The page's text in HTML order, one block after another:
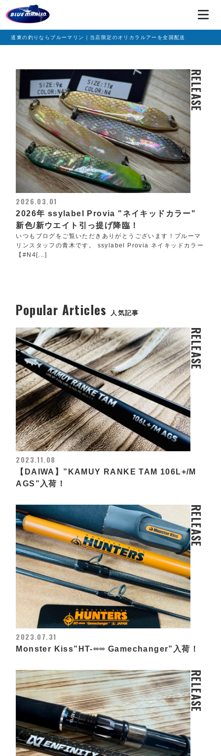
道東の釣りならブルーマリン｜当店限定のオリカラルアーを全国配送
RELEASE
2026.03.01
2026年 ssylabel Provia "ネイキッドカラー"
新色/新ウエイト引っ提げ降臨！
いつもブログをご覧いただきありがとうございます！ブルーマ
リンスタッフの青木です。 ssylabel Provia ネイキッドカラー
【#N4[...]
Popular Articles 人気記事
RELEASE
2023.11.08
【DAIWA】”KAMUY RANKE TAM 106L+/M
AGS”入荷！
RELEASE
2023.07.31
Monster Kiss”HT-∞∞ Gamechanger”入荷！
RELEASE